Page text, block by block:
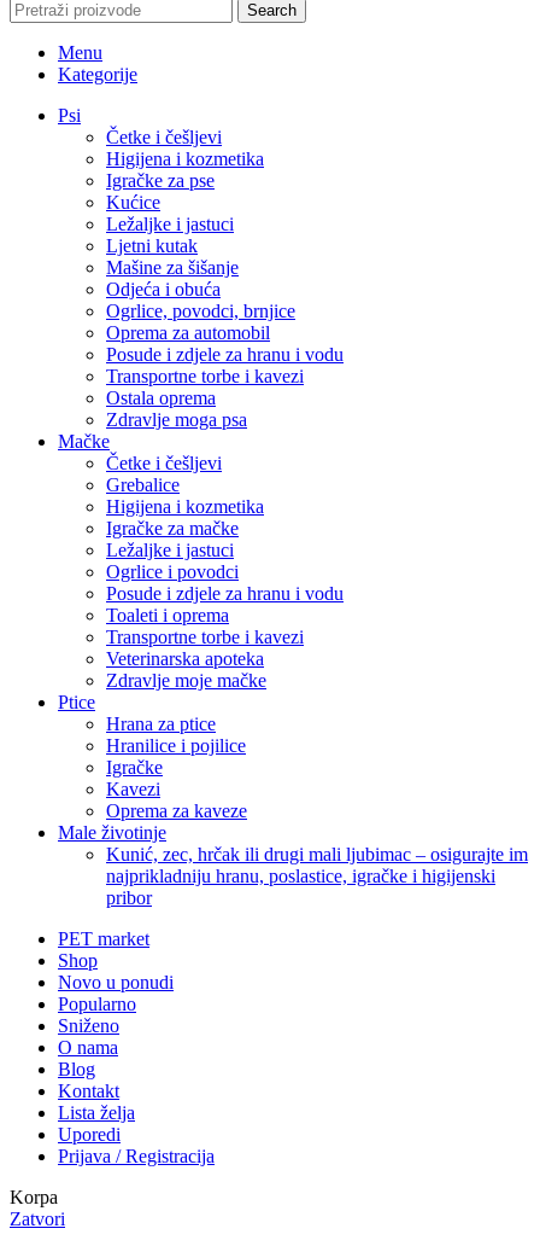
Search
Menu
Kategorije
Psi
Četke i češljevi
Higijena i kozmetika
Igračke za pse
Kućice
Ležaljke i jastuci
Ljetni kutak
Mašine za šišanje
Odjeća i obuća
Ogrlice, povodci, brnjice
Oprema za automobil
Posude i zdjele za hranu i vodu
Transportne torbe i kavezi
Ostala oprema
Zdravlje moga psa
Mačke
Četke i češljevi
Grebalice
Higijena i kozmetika
Igračke za mačke
Ležaljke i jastuci
Ogrlice i povodci
Posude i zdjele za hranu i vodu
Toaleti i oprema
Transportne torbe i kavezi
Veterinarska apoteka
Zdravlje moje mačke
Ptice
Hrana za ptice
Hranilice i pojilice
Igračke
Kavezi
Oprema za kaveze
Male životinje
Kunić, zec, hrčak ili drugi mali ljubimac – osigurajte im
najprikladniju hranu, poslastice, igračke i higijenski
pribor
PET market
Shop
Novo u ponudi
Popularno
Sniženo
O nama
Blog
Kontakt
Lista želja
Uporedi
Prijava / Registracija
Korpa
Zatvori